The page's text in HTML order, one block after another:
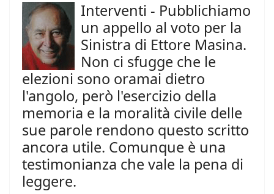
Interventi - Pubblichiamo
un appello al voto per la
Sinistra di Ettore Masina.
Non ci sfugge che le
elezioni sono oramai dietro
l'angolo, però l'esercizio della
memoria e la moralità civile delle
sue parole rendono questo scritto
ancora utile. Comunque è una
testimonianza che vale la pena di
leggere.